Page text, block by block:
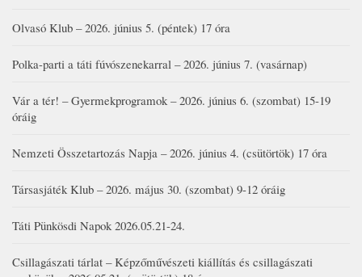
Olvasó Klub – 2026. június 5. (péntek) 17 óra
Polka-parti a táti fúvószenekarral – 2026. június 7. (vasárnap)
Vár a tér! – Gyermekprogramok – 2026. június 6. (szombat) 15-19
óráig
Nemzeti Összetartozás Napja – 2026. június 4. (csütörtök) 17 óra
Társasjáték Klub – 2026. május 30. (szombat) 9-12 óráig
Táti Pünkösdi Napok 2026.05.21-24.
Csillagászati tárlat – Képzőművészeti kiállítás és csillagászati